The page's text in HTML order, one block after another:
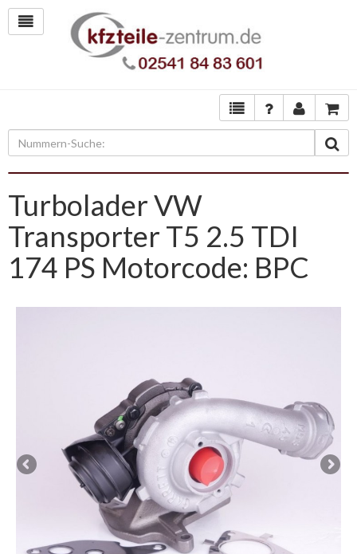
Turbolader VW
Transporter T5 2.5 TDI
174 PS Motorcode: BPC